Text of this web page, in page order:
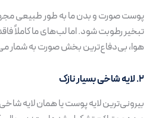
پوست صورت و بدن ما به طور طبیعی
تبخیر رطوبت شود. اما لب‌های ما کاملاً
هوا، بی‌دفاع‌ترین بخش صورت به شمار
۲. لایه شاخی بسیار نازک
بیرونی‌ترین لایه پوست یا همان لایه